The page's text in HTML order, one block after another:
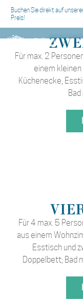
Buchen Sie direkt auf
Preis!
Für max. 2
einem
Küchenecke,
Für 4 max. 5
aus einem
Esstisch und
Doppelbett; Bad